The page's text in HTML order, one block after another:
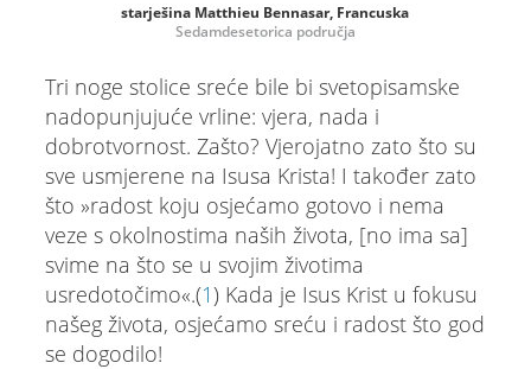
starješina Matthieu Bennasar, Francuska
Sedamdesetorica područja
Tri noge stolice sreće bile bi svetopisamske
nadopunjujuće vrline: vjera, nada i
dobrotvornost. Zašto? Vjerojatno zato što su
sve usmjerene na Isusa Krista! I također zato
što »radost koju osjećamo gotovo i nema
veze s okolnostima naših života, [no ima sa]
svime na što se u svojim životima
usredotočimo«.(1) Kada je Isus Krist u fokusu
našeg života, osjećamo sreću i radost što god
se dogodilo!